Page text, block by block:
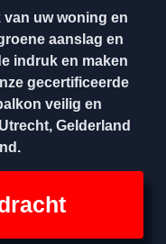
uw woning en
aanslag en
indruk en maken
gecertificeerde
veilig en
Gelderland